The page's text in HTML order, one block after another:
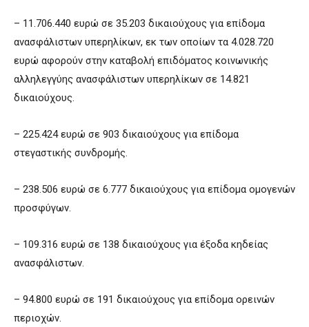
– 11.706.440 ευρώ σε 35.203 δικαιούχους για επίδομα
ανασφάλιστων υπερηλίκων, εκ των οποίων τα 4.028.720
ευρώ αφορούν στην καταβολή επιδόματος κοινωνικής
αλληλεγγύης ανασφάλιστων υπερηλίκων σε 14.821
δικαιούχους.
– 225.424 ευρώ σε 903 δικαιούχους για επίδομα
στεγαστικής συνδρομής.
– 238.506 ευρώ σε 6.777 δικαιούχους για επίδομα ομογενών
προσφύγων.
– 109.316 ευρώ σε 138 δικαιούχους για έξοδα κηδείας
ανασφάλιστων.
– 94.800 ευρώ σε 191 δικαιούχους για επίδομα ορεινών
περιοχών.